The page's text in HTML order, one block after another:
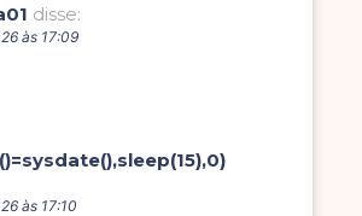
disse:
às 17:09
às 17:10